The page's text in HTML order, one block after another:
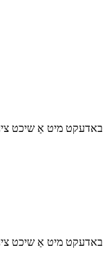
באדעקט מיט אַ שיכט
באדעקט מיט אַ שיכט